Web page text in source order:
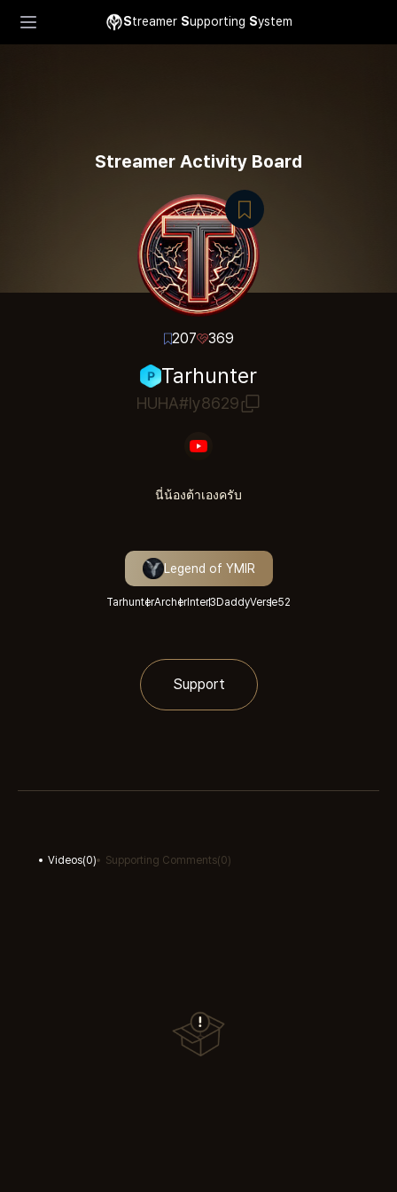
Streamer Supporting System
Streamer Activity Board
207 369
Tarhunter
HUHA#ly8629
นี่น้องต้าเองครับ
Legend of YMIR
TarhunterArcherInter3 DaddyVerse52
Support
Videos(0) Supporting Comments(0)